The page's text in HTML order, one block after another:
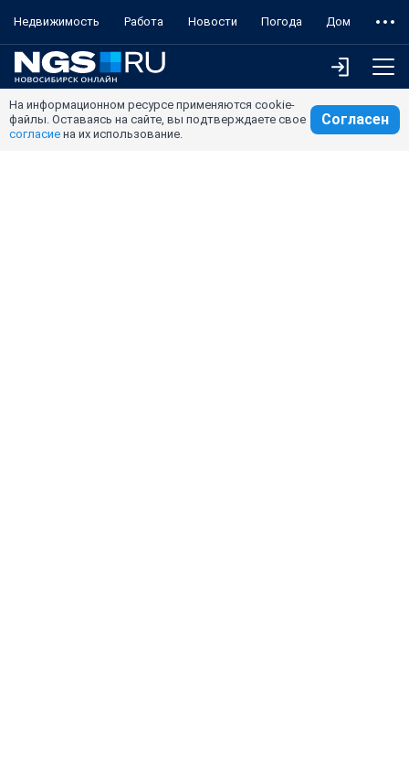
Недвижимость Работа Новости Погода Дом
На информационном ресурсе применяются cookie-
файлы. Оставаясь на сайте, вы подтверждаете свое
согласие на их использование.
Согласен